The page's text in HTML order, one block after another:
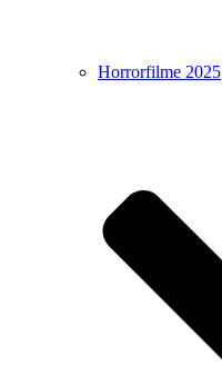
Horrorfilme 2025